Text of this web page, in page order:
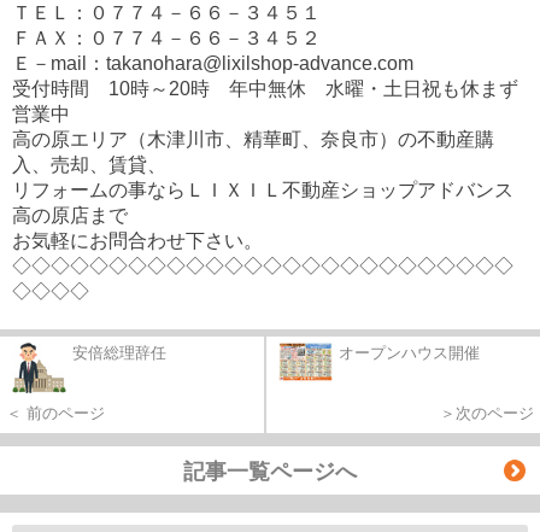
ＴＥＬ：０７７４－６６－３４５１
ＦＡＸ：０７７４－６６－３４５２
Ｅ－mail：takanohara@lixilshop-advance.com
受付時間 10時～20時 年中無休 水曜・土日祝も休まず
営業中
高の原エリア（木津川市、精華町、奈良市）の不動産購
入、売却、賃貸、
リフォームの事ならＬＩＸＩＬ不動産ショップアドバンス
高の原店まで
お気軽にお問合わせ下さい。
◇◇◇◇◇◇◇◇◇◇◇◇◇◇◇◇◇◇◇◇◇◇◇◇◇◇
◇◇◇◇
安倍総理辞任
＜ 前のページ
オープンハウス開催
＞次のページ
記事一覧ページへ